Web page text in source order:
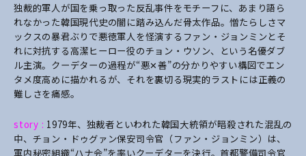
独裁的軍人が国を乗っ取った反乱事件をモチーフに、あまり語ら
れなかった韓国現代史の闇に踏み込んだ骨太作品。憎たらしさマ
ックスの暴君ぶりで悪徳軍人を怪演するファン・ジョンミンとそ
れに対抗する高潔ヒーロー役のチョン・ウソン、という名優ダブ
ル主演。クーデターの過程が“悪✕善”の分かりやすい構図でエン
タメ度高めに描かれるが、それを裏切る現実的ラストには正義の
難しさを痛感。
story : 1979年、独裁者といわれた韓国大統領が暗殺された混乱の
中、チョン・ドゥグァン保安司令官（ファン・ジョンミン）は、
軍内秘密組織“ハナ会”を率いクーデターを決行。首都警備司令官